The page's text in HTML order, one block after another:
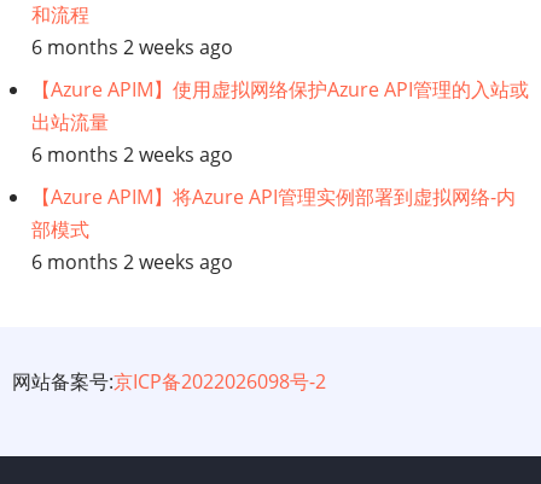
和流程
6 months 2 weeks ago
【Azure APIM】使用虚拟网络保护Azure API管理的入站或
出站流量
6 months 2 weeks ago
【Azure APIM】将Azure API管理实例部署到虚拟网络-内
部模式
6 months 2 weeks ago
网站备案号:京ICP备2022026098号-2